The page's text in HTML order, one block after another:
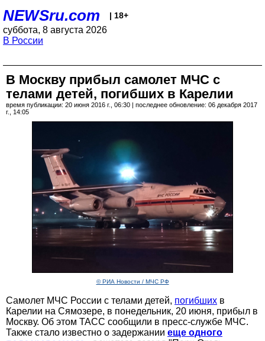
NEWSru.com | 18+
суббота, 8 августа 2026
В России
В Москву прибыл самолет МЧС с
телами детей, погибших в Карелии
время публикации: 20 июня 2016 г., 06:30 | последнее обновление: 06 декабря 2017
г., 14:05
© РИА Новости / МЧС РФ
Самолет МЧС России с телами детей, погибших в
Карелии на Сямозере, в понедельник, 20 июня, прибыл в
Москву. Об этом ТАСС сообщили в пресс-службе МЧС.
Также стало известно о задержании еще одного